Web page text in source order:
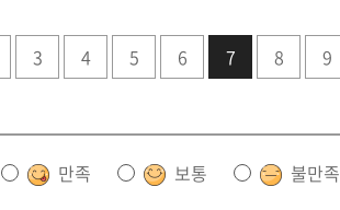
3 4 5 6 7 8 9
만족 보통 불만족